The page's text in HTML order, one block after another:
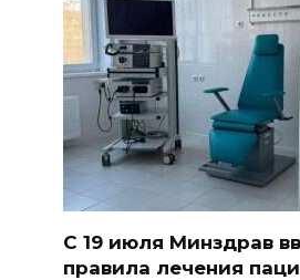
С 19 июля Минздрав
правила лечения